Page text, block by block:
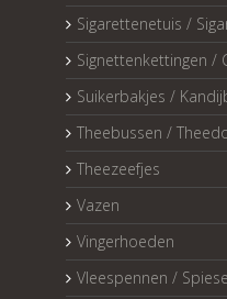
Sigarettenetuis /
Signettenkettingen /
Suikerbakjes /
Theebussen /
Theezeefjes
Vazen
Vingerhoeden
Vleespennen /